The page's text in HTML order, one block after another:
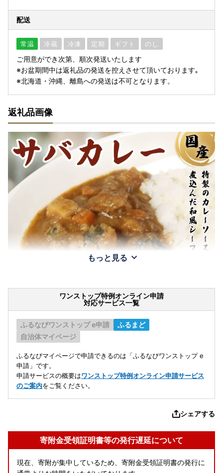
配送
常温 冷蔵 冷凍 定期 ギフト のし
ご用意ができ次第、順次発送いたします
※お盆期間中は返礼品の発送を控えさせて頂いております｡
※北海道・沖縄、離島への発送は不可となります。
返礼品画像
もっと見る
ワンストップ特例オンライン申請
対応サービス一覧
ふるなびワンストップ e申請
ふるまど
自治体マイページ
ふるなびマイページで申請できるのは「ふるなびワンストップ e
申請」です。
申請サービスの概要はワンストップ特例オンライン申請サービス
のご案内をご覧ください。
シェアする
寄附金受領証明書等の発行遅延について
現在、寄附が集中しているため、寄附金受領証明書の発行に